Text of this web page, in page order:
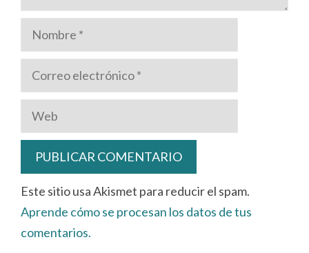
Nombre
Correo
electrónico
Web
Este sitio usa Akismet para reducir el spam.
Aprende cómo se procesan los datos de tus
comentarios.